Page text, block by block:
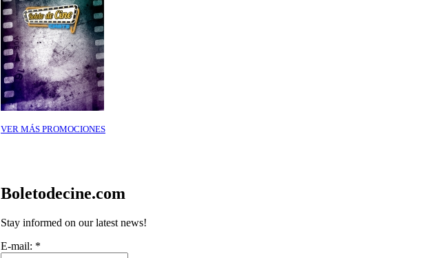
VER MÁS PROMOCIONES
Boletodecine.com
Stay informed on our latest news!
E-mail: *